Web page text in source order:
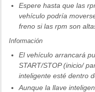
Espere hasta que las
vehículo podría
freno si las rpm son
Información
El vehículo arrancará
START/STOP (inicio/
inteligente esté dentro
Aunque la llave